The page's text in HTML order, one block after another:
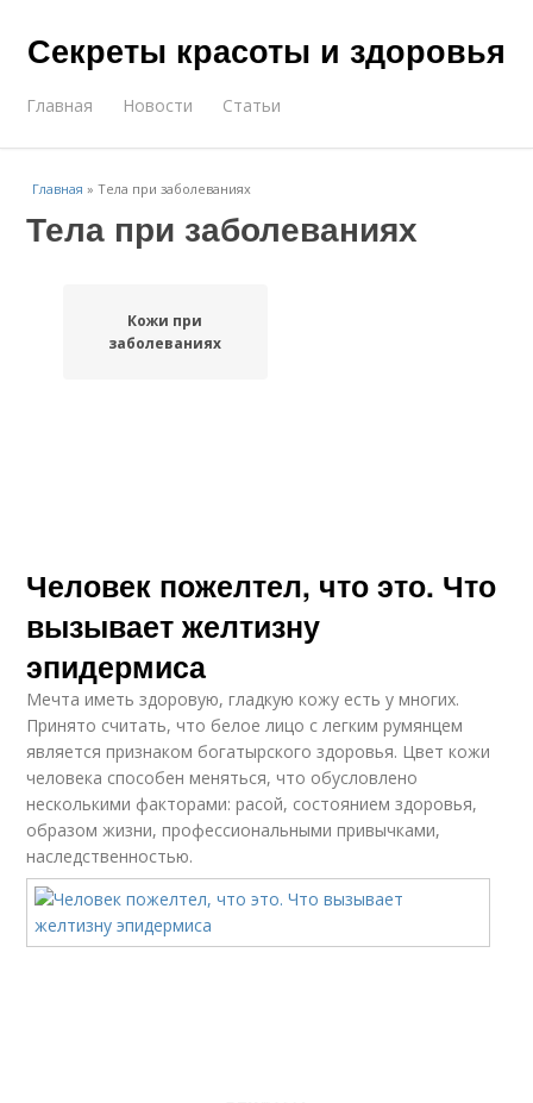
Секреты красоты и здоровья
Главная Новости Статьи
Главная »Тела при заболеваниях
Тела при заболеваниях
Кожи при
заболеваниях
Человек пожелтел, что это. Что
вызывает желтизну
эпидермиса
Мечта иметь здоровую, гладкую кожу есть у многих.
Принято считать, что белое лицо с легким румянцем
является признаком богатырского здоровья. Цвет кожи
человека способен меняться, что обусловлено
несколькими факторами: расой, состоянием здоровья,
образом жизни, профессиональными привычками,
наследственностью.